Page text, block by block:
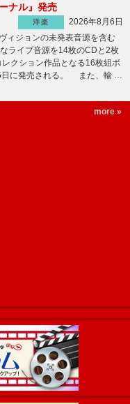
ナル』発売
洋楽
2026年8月6日
ィジョンの未発表音源を含む
ライブ音源を14枚のCDと2枚
クション作品となる16枚組ボ
日に発売される。 また、輸 …
more »